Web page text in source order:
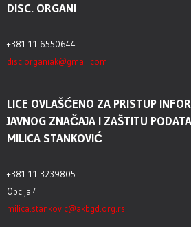
DISC. ORGANI
+381 11 6550644
disc.organiak@gmail.com
LICE OVLAŠĆENO ZA PRISTUP
JAVNOG ZNAČAJA I ZAŠTITU
MILICA STANKOVIĆ
+381 11 3239805
Opcija 4
milica.stankovic@akbgd.org.rs